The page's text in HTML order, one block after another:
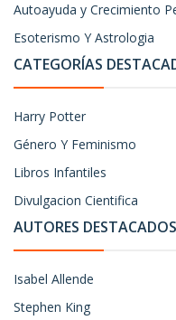
Autoayuda y Crecimiento
Esoterismo Y Astrologia
CATEGORÍAS
Harry Potter
Género Y Feminismo
Libros Infantiles
Divulgacion Cientifica
AUTORES DESTACADOS
Isabel Allende
Stephen King